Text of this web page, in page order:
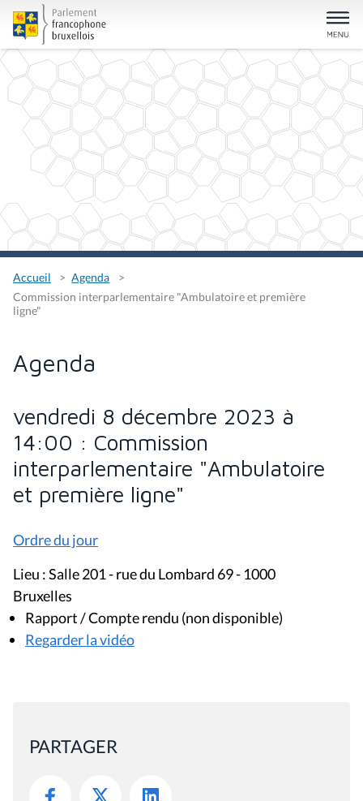
Accueil
Agenda
Commission interparlementaire "Ambulatoire et première
ligne"
Agenda
vendredi 8 décembre 2023 à
14:00 : Commission
interparlementaire "Ambulatoire
et première ligne"
Ordre du jour
Lieu : Salle 201 - rue du Lombard 69 - 1000
Bruxelles
Rapport / Compte rendu (non disponible)
Regarder la vidéo
PARTAGER